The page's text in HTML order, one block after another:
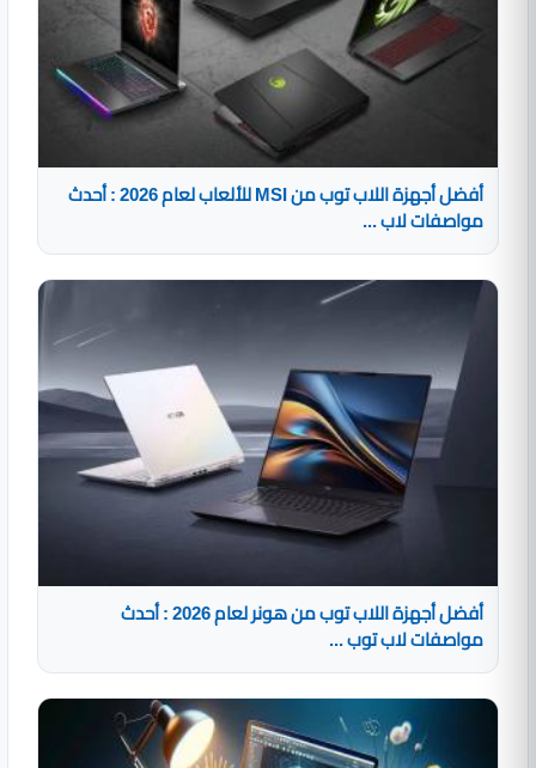
أفضل أجهزة اللاب توب من MSI للألعاب لعام 2026 : أحدث
مواصفات لاب ...
أفضل أجهزة اللاب توب من هونر لعام 2026 : أحدث
مواصفات لاب توب ...